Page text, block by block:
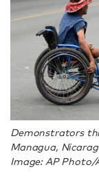
Demonstrators
Managua,
Image: AP